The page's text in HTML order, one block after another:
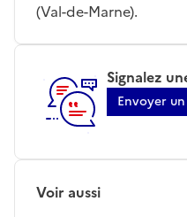
(Val-de-Marne).
Signalez
Envoyer
Voir aussi